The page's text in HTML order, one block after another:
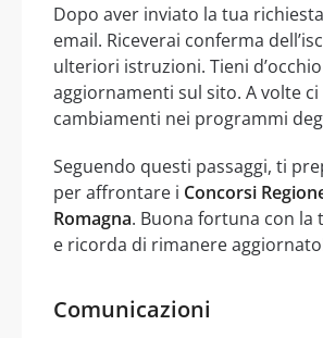
Dopo aver inviato la tua
email. Riceverai conferma
ulteriori istruzioni. Tieni
aggiornamenti sul sito. A volte
cambiamenti nei programmi
Seguendo questi passaggi, ti
per affrontare i Concorsi
Romagna. Buona fortuna con la
e ricorda di rimanere
Comunicazioni